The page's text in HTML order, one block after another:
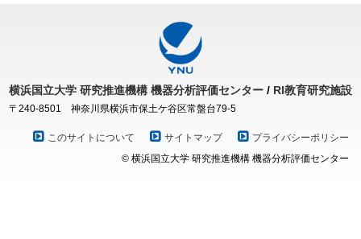
横浜国立大学 研究推進機構 機器分析評価センター / RI教育研究施設
〒240-8501 神奈川県横浜市保土ケ谷区常盤台79-5
このサイトについて サイトマップ プライバシーポリシー
© 横浜国立大学 研究推進機構 機器分析評価センター